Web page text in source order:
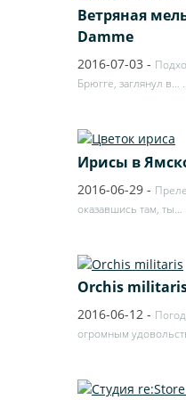
Ветряная
Damme
2016-07-03 -
Брюгге, заглянул в…
Ирисы в
2016-06-29 -
оказавшись там, ты…
Orchis
2016-06-12 -
огромным